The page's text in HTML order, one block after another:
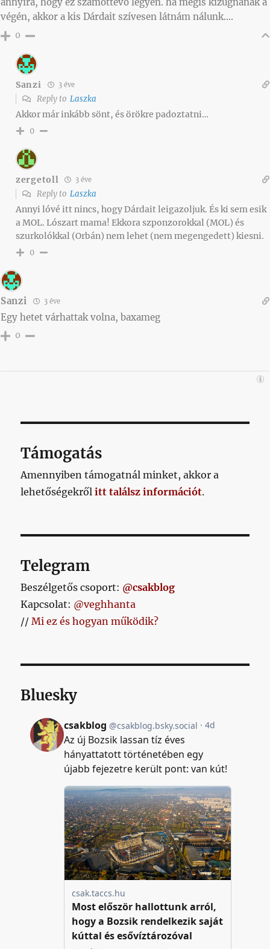
annyira, hogy ez számottevő legyen. ha mégis kizúgnának a
végén, akkor a kis Dárdait szívesen látnám nálunk….
0
Sanzi 3 éve
Reply to Laszka
Akkor már inkább sönt, és örökre padoztatni…
0
zergetoll 3 éve
Reply to Laszka
Annyi lóvé itt nincs, hogy Dárdait leigazoljuk. És ki sem esik
a MOL. Lószart mama! Ekkora szponzorokkal (MOL) és
szurkolókkal (Orbán) nem lehet (nem megengedett) kiesni.
0
Sanzi 3 éve
Egy hetet várhattak volna, baxameg
0
Támogatás
Amennyiben támogatnál minket, akkor a
lehetőségekrőlitt találsz információt.
Telegram
Beszélgetős csoport: @csakblog
Kapcsolat: @veghhanta
//Mi ez és hogyan működik?
Bluesky